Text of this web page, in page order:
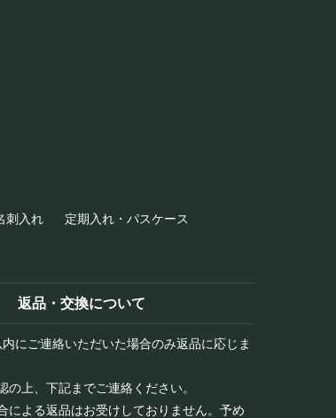
刺入れ 定期入れ・パスケース
返品・交換について
にご連絡いただいた場合のみ返品に応じま
の上、下記までご連絡ください。
による返品はお受けしておりません。予め